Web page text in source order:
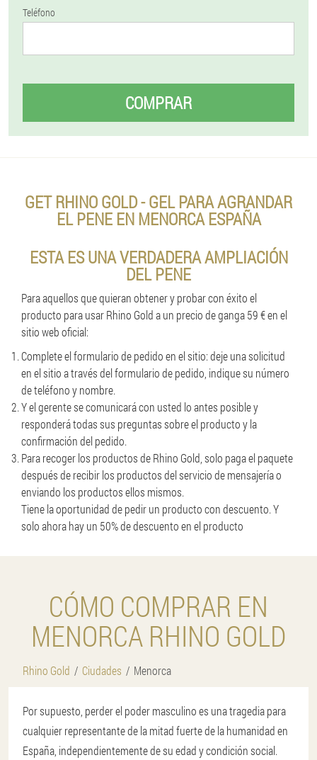
Teléfono
COMPRAR
GET RHINO GOLD - GEL PARA AGRANDAR
EL PENE EN MENORCA ESPAÑA
ESTA ES UNA VERDADERA AMPLIACIÓN
DEL PENE
Para aquellos que quieran obtener y probar con éxito el
producto para usar Rhino Gold a un precio de ganga 59 € en el
sitio web oficial:
Complete el formulario de pedido en el sitio: deje una solicitud
en el sitio a través del formulario de pedido, indique su número
de teléfono y nombre.
Y el gerente se comunicará con usted lo antes posible y
responderá todas sus preguntas sobre el producto y la
confirmación del pedido.
Para recoger los productos de Rhino Gold, solo paga el paquete
después de recibir los productos del servicio de mensajería o
enviando los productos ellos mismos.
Tiene la oportunidad de pedir un producto con descuento. Y
solo ahora hay un 50% de descuento en el producto
CÓMO COMPRAR EN
MENORCA RHINO GOLD
Rhino Gold Ciudades Menorca
Por supuesto, perder el poder masculino es una tragedia para
cualquier representante de la mitad fuerte de la humanidad en
España, independientemente de su edad y condición social.